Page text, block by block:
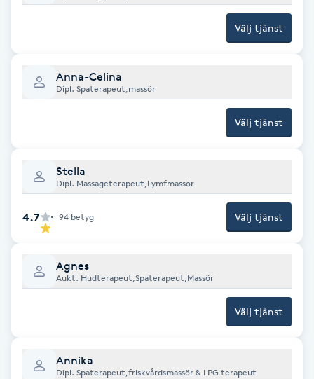
Frekvensterapi
Funktionsanalys
Föning
Välj tjänst
Anna-Celina
Dipl. Spaterapeut,massör
Välj tjänst
Stella
Dipl. Massageterapeut,Lymfmassör
4.7 94 betyg Välj tjänst
Agnes
Aukt. Hudterapeut,Spaterapeut,Massör
Välj tjänst
Annika
Dipl. Spaterapeut,friskvårdsmassör & LPG terapeut